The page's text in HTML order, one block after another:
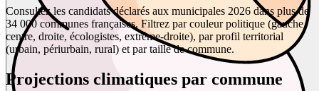
Consultez les candidats déclarés aux municipales 2026 dans plus de
34 000 communes françaises. Filtrez par couleur politique (gauche,
centre, droite, écologistes, extrême-droite), par profil territorial
(urbain, périurbain, rural) et par taille de commune.
Projections climatiques par commune